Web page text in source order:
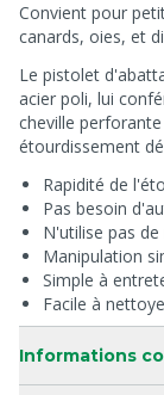
Convient pour
canards, oies, et
Le pistolet
acier poli, lui
cheville
étourdissement
Rapidité de
Pas besoin
N'utilise pas
Manipulation
Simple à
Facile à
Informations